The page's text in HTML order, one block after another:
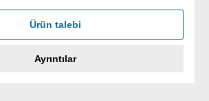
Ürün talebi
Ayrıntılar